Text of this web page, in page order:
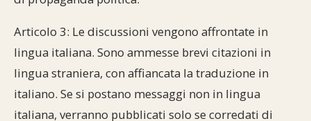
Articolo 3: Le discussioni vengono affrontate in
lingua italiana. Sono ammesse brevi citazioni in
lingua straniera, con affiancata la traduzione in
italiano. Se si postano messaggi non in lingua
italiana, verranno pubblicati solo se corredati di